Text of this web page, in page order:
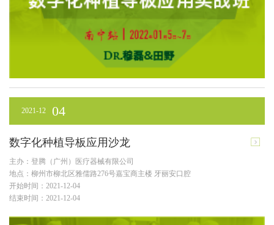
2021-12 04
数字化种植导板应用沙龙
主办：登腾（广州）医疗器械有限公司
地点：柳州市柳北区雅儒路276号嘉宝商主楼 牙丽安口腔
开始时间：2021-12-04
结束时间：2021-12-04